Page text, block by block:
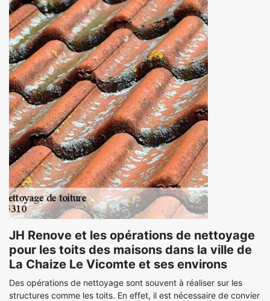
JH Renove et les opérations de nettoyage
pour les toits des maisons dans la ville de
La Chaize Le Vicomte et ses environs
Des opérations de nettoyage sont souvent à réaliser sur les
structures comme les toits. En effet, il est nécessaire de convier